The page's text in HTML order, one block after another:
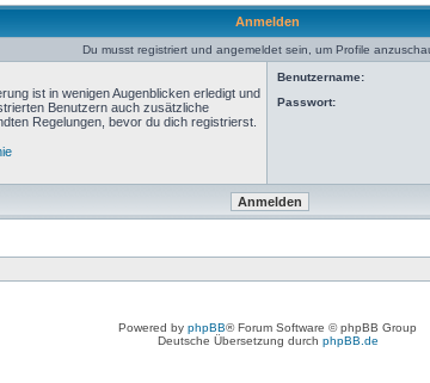
Anmelden
Du musst registriert und angemeldet sein, um Profile
ist in wenigen Augenblicken erledigt und
Benutzern auch zusätzliche
Regelungen, bevor du dich registrierst.
Benutzername:
Passwort:
Powered by phpBB® Forum Software © phpBB Group
Deutsche Übersetzung durch phpBB.de